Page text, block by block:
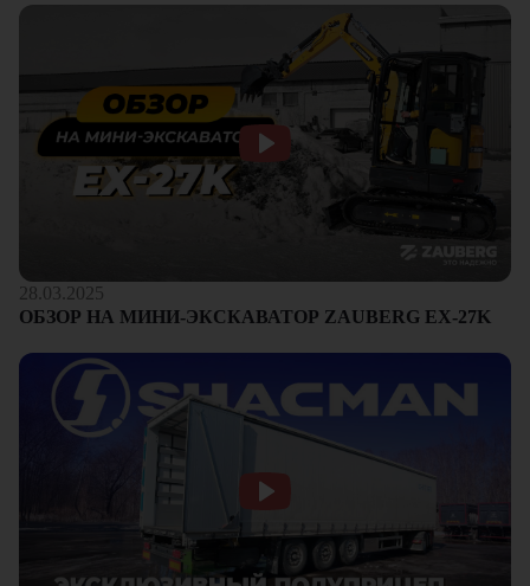
28.03.2025
ОБЗОР НА МИНИ-ЭКСКАВАТОР ZAUBERG EX-27K